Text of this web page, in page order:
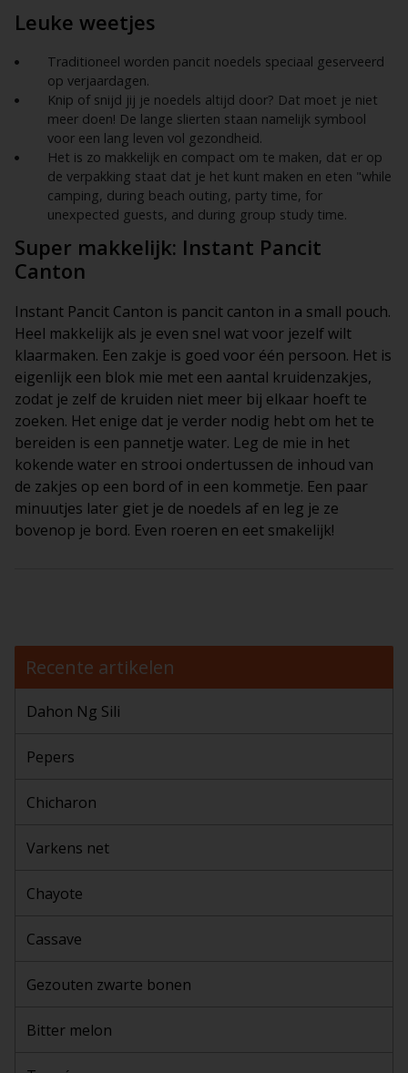
Leuke weetjes
Traditioneel worden pancit noedels speciaal geserveerd
op verjaardagen.
Knip of snijd jij je noedels altijd door? Dat moet je niet
meer doen! De lange slierten staan namelijk symbool
voor een lang leven vol gezondheid.
Het is zo makkelijk en compact om te maken, dat er op
de verpakking staat dat je het kunt maken en eten "while
camping, during beach outing, party time, for
unexpected guests, and during group study time.
Super makkelijk: Instant Pancit
Canton
Instant Pancit Canton is pancit canton in a small pouch.
Heel makkelijk als je even snel wat voor jezelf wilt
klaarmaken. Een zakje is goed voor één persoon. Het is
eigenlijk een blok mie met een aantal kruidenzakjes,
zodat je zelf de kruiden niet meer bij elkaar hoeft te
zoeken. Het enige dat je verder nodig hebt om het te
bereiden is een pannetje water. Leg de mie in het
kokende water en strooi ondertussen de inhoud van
de zakjes op een bord of in een kommetje. Een paar
minuutjes later giet je de noedels af en leg je ze
bovenop je bord. Even roeren en eet smakelijk!
Recente artikelen
Dahon Ng Sili
Pepers
Chicharon
Varkens net
Chayote
Cassave
Gezouten zwarte bonen
Bitter melon